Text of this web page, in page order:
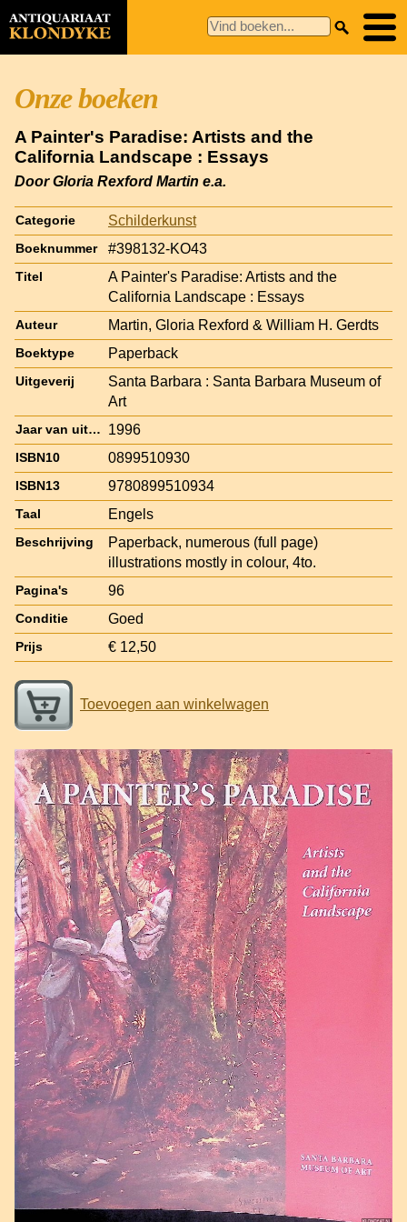
Onze boeken
A Painter's Paradise: Artists and the
California Landscape : Essays
Door Gloria Rexford Martin e.a.
Categorie Schilderkunst
Boeknummer #398132-KO43
Titel
A Painter's Paradise: Artists and the
California Landscape : Essays
Auteur Martin, Gloria Rexford & William H. Gerdts
Boektype Paperback
Uitgeverij
Santa Barbara : Santa Barbara Museum of
Art
Jaar van uitgave 1996
ISBN10 0899510930
ISBN13 9780899510934
Taal Engels
Beschrijving
Paperback, numerous (full page)
illustrations mostly in colour, 4to.
Pagina's 96
Conditie Goed
Prijs € 12,50
Toevoegen aan winkelwagen